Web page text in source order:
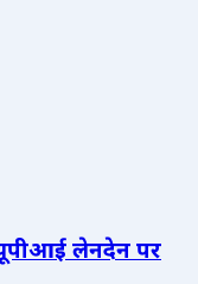
लेनदेन पर